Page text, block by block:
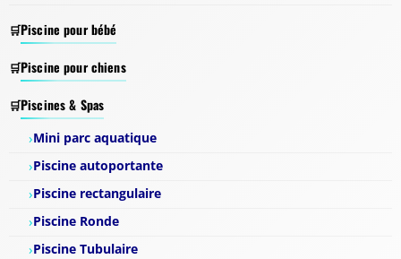
Piscine pour bébé
Piscine pour chiens
Piscines & Spas
Mini parc aquatique
Piscine autoportante
Piscine rectangulaire
Piscine Ronde
Piscine Tubulaire